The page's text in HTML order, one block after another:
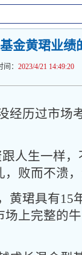
金黄珺业绩
： 2023/4/21 14:49:20
经历过市场
人生一样
败而不溃
黄珺具有15
上完整的